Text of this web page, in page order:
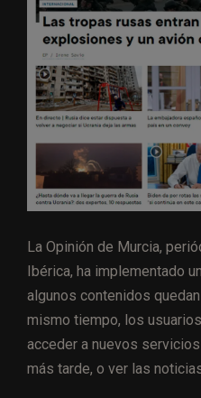
La Opinión de Murcia,
Ibérica, ha implementado
algunos contenidos
mismo tiempo, los
acceder a nuevos
más tarde, o ver las